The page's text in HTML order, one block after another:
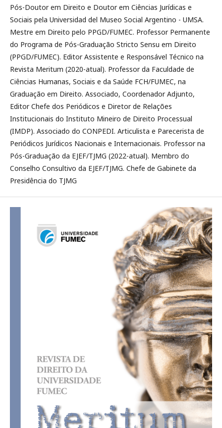
Pós-Doutor em Direito e Doutor em Ciências Jurídicas e
Sociais pela Universidad del Museo Social Argentino - UMSA.
Mestre em Direito pelo PPGD/FUMEC. Professor Permanente
do Programa de Pós-Graduação Stricto Sensu em Direito
(PPGD/FUMEC). Editor Assistente e Responsável Técnico na
Revista Meritum (2020-atual). Professor da Faculdade de
Ciências Humanas, Sociais e da Saúde FCH/FUMEC, na
Graduação em Direito. Associado, Coordenador Adjunto,
Editor Chefe dos Periódicos e Diretor de Relações
Institucionais do Instituto Mineiro de Direito Processual
(IMDP). Associado do CONPEDI. Articulista e Parecerista de
Periódicos Jurídicos Nacionais e Internacionais. Professor na
Pós-Graduação da EJEF/TJMG (2022-atual). Membro do
Conselho Consultivo da EJEF/TJMG. Chefe de Gabinete da
Presidência do TJMG